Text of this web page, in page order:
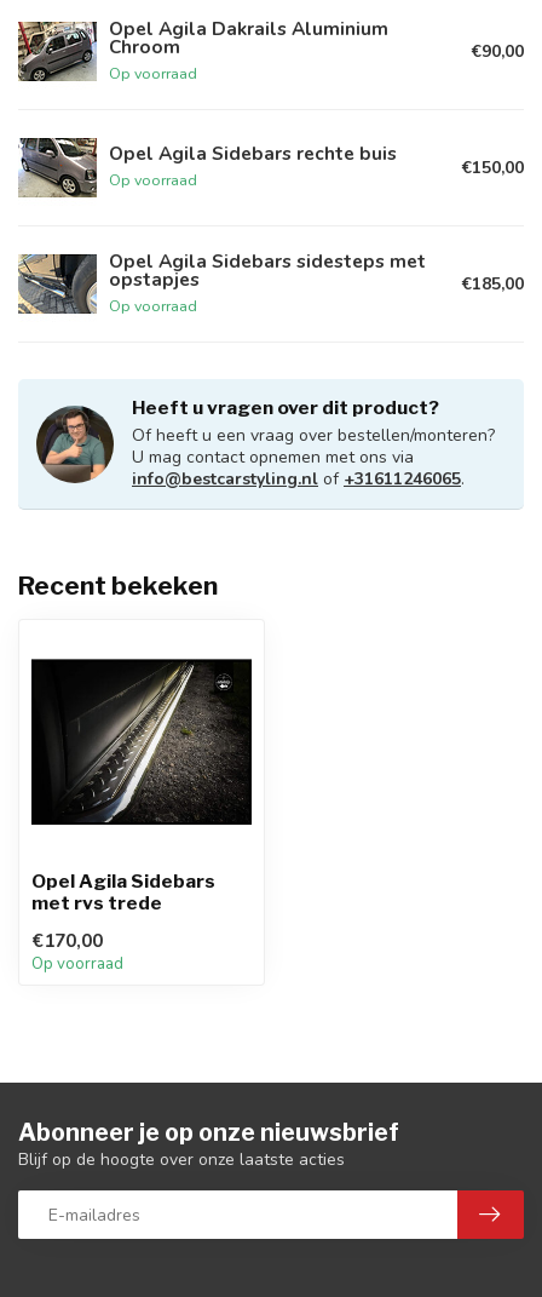
Opel Agila Dakrails Aluminium
Chroom
Op voorraad
€90,00
Opel Agila Sidebars rechte buis
Op voorraad
€150,00
Opel Agila Sidebars sidesteps met
opstapjes
Op voorraad
€185,00
Heeft u vragen over dit product?
Of heeft u een vraag over bestellen/monteren?
U mag contact opnemen met ons via
info@bestcarstyling.nl of +31611246065.
Recent bekeken
Opel Agila Sidebars
met rvs trede
€170,00
Op voorraad
Abonneer je op onze nieuwsbrief
Blijf op de hoogte over onze laatste acties